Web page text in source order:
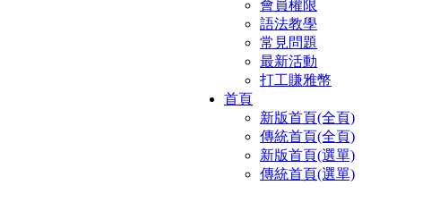
會員權限
語法教學
常見問題
最新活動
打工賺雅幣
首頁
新版首頁(全頁)
傳統首頁(全頁)
新版首頁(選單)
傳統首頁(選單)